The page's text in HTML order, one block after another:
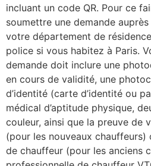
incluant un code QR. Pour ce
soumettre une demande
votre département de
police si vous habitez à Paris.
demande doit inclure une
en cours de validité, une
d’identité (carte d’identité ou
médical d’aptitude physique,
couleur, ainsi que la preuve de
(pour les nouveaux
de chauffeur (pour les anciens